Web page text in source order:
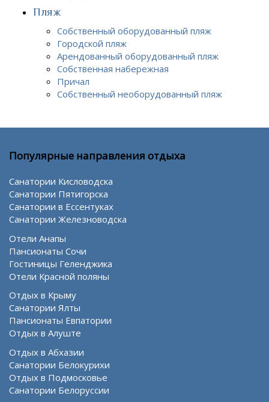
Пляж
Собственный оборудованный пляж
Городской пляж
Арендованный оборудованный пляж
Собственная набережная
Причал
Собственный необорудованный пляж
Популярные направления отдыха
Санатории Кисловодска
Санатории Пятигорска
Санатории в Ессентуках
Санатории Железноводска
Отели Анапы
Пансионаты Сочи
Гостиницы Геленджика
Отели Красной поляны
Отдых в Крыму
Санатории Ялты
Пансионаты Евпатории
Отдых в Алуште
Отдых в Абхазии
Санатории Белокурихи
Отдых в Подмосковье
Санатории Белоруссии